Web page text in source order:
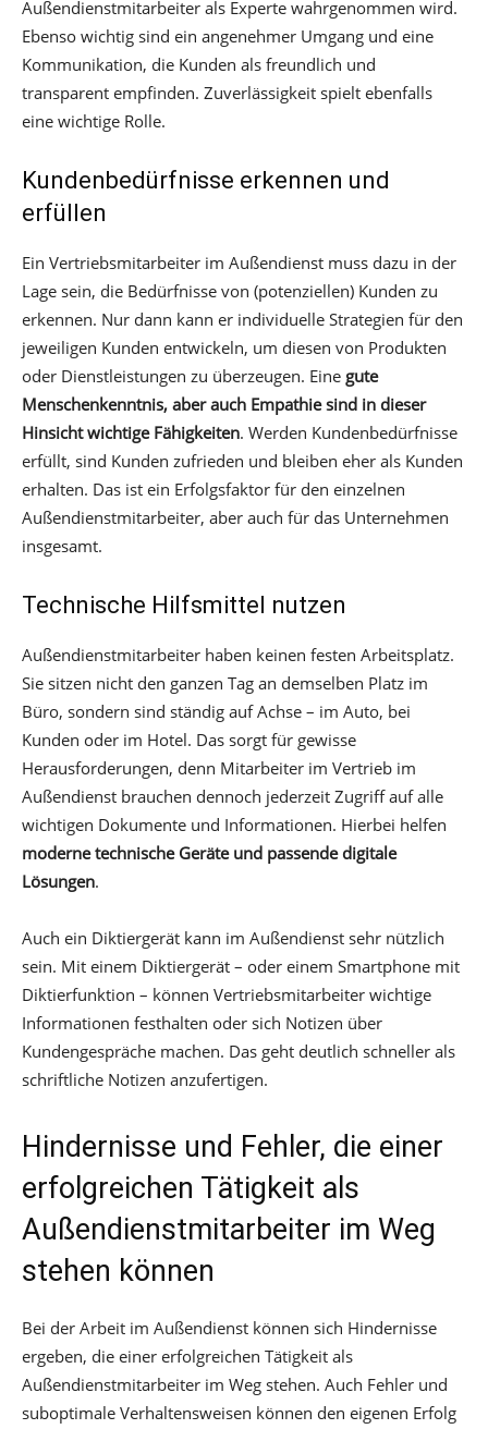
Außendienstmitarbeiter als Experte wahrgenommen wird.
Ebenso wichtig sind ein angenehmer Umgang und eine
Kommunikation, die Kunden als freundlich und
transparent empfinden. Zuverlässigkeit spielt ebenfalls
eine wichtige Rolle.
Kundenbedürfnisse erkennen und
erfüllen
Ein Vertriebsmitarbeiter im Außendienst muss dazu in der
Lage sein, die Bedürfnisse von (potenziellen) Kunden zu
erkennen. Nur dann kann er individuelle Strategien für den
jeweiligen Kunden entwickeln, um diesen von Produkten
oder Dienstleistungen zu überzeugen. Eine gute
Menschenkenntnis, aber auch Empathie sind in dieser
Hinsicht wichtige Fähigkeiten. Werden Kundenbedürfnisse
erfüllt, sind Kunden zufrieden und bleiben eher als Kunden
erhalten. Das ist ein Erfolgsfaktor für den einzelnen
Außendienstmitarbeiter, aber auch für das Unternehmen
insgesamt.
Technische Hilfsmittel nutzen
Außendienstmitarbeiter haben keinen festen Arbeitsplatz.
Sie sitzen nicht den ganzen Tag an demselben Platz im
Büro, sondern sind ständig auf Achse – im Auto, bei
Kunden oder im Hotel. Das sorgt für gewisse
Herausforderungen, denn Mitarbeiter im Vertrieb im
Außendienst brauchen dennoch jederzeit Zugriff auf alle
wichtigen Dokumente und Informationen. Hierbei helfen
moderne technische Geräte und passende digitale
Lösungen.
Auch ein Diktiergerät kann im Außendienst sehr nützlich
sein. Mit einem Diktiergerät – oder einem Smartphone mit
Diktierfunktion – können Vertriebsmitarbeiter wichtige
Informationen festhalten oder sich Notizen über
Kundengespräche machen. Das geht deutlich schneller als
schriftliche Notizen anzufertigen.
Hindernisse und Fehler, die einer
erfolgreichen Tätigkeit als
Außendienstmitarbeiter im Weg
stehen können
Bei der Arbeit im Außendienst können sich Hindernisse
ergeben, die einer erfolgreichen Tätigkeit als
Außendienstmitarbeiter im Weg stehen. Auch Fehler und
suboptimale Verhaltensweisen können den eigenen Erfolg